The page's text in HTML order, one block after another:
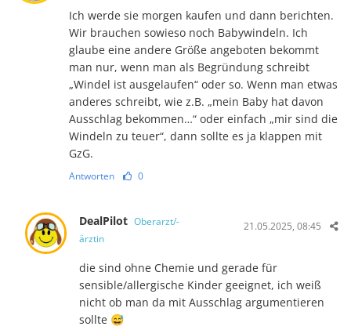
Ich werde sie morgen kaufen und dann berichten.
Wir brauchen sowieso noch Babywindeln. Ich
glaube eine andere Größe angeboten bekommt
man nur, wenn man als Begründung schreibt
„Windel ist ausgelaufen“ oder so. Wenn man etwas
anderes schreibt, wie z.B. „mein Baby hat davon
Ausschlag bekommen…“ oder einfach „mir sind die
Windeln zu teuer“, dann sollte es ja klappen mit
GzG.
Antworten 0
DealPilot Oberarzt/-
ärztin
21.05.2025, 08:45
die sind ohne Chemie und gerade für
sensible/allergische Kinder geeignet, ich weiß
nicht ob man da mit Ausschlag argumentieren
sollte 😅